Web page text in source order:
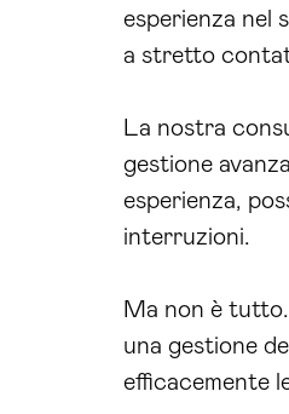
esperienza nel
a stretto
La nostra
gestione
esperienza,
interruzioni.
Ma non è
una gestione
efficacemente